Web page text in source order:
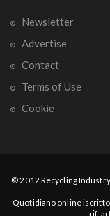
Newsletter
Advertise
Contact
Terms of Use
Cookie
© 2012 Recycling Industry
Quotidiano online iscritto
rif.